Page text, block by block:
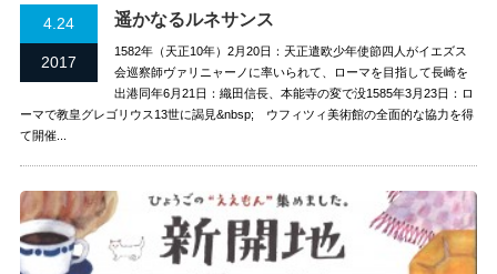
4.24
2017
遥かなるルネサンス
1582年（天正10年）2月20日：天正遣欧少年使節四人がイエズス
会巡察師ヴァリニャーノに率いられて、ローマを目指して長崎を
出港同年6月21日：織田信長、本能寺の変で没1585年3月23日：ロ
ーマで教皇グレゴリウス13世に謁見&nbsp; ウフィツィ美術館の全面的な協力を得
て開催...